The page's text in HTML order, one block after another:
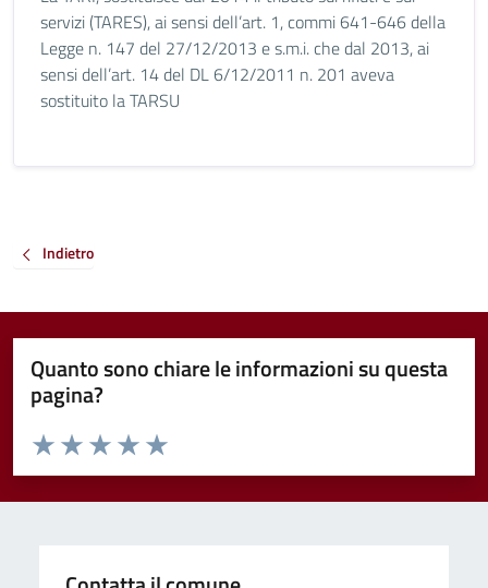
servizi (TARES), ai sensi dell’art. 1, commi 641-646 della
Legge n. 147 del 27/12/2013 e s.m.i. che dal 2013, ai
sensi dell’art. 14 del DL 6/12/2011 n. 201 aveva
sostituito la TARSU
Indietro
Quanto sono chiare le informazioni su questa
pagina?
Valuta da 1 a 5 stelle la pagina
Valuta 5 stelle su 5
Valuta 4 stelle su 5
Valuta 3 stelle su 5
Valuta 2 stelle su 5
Valuta 1 stelle su 5